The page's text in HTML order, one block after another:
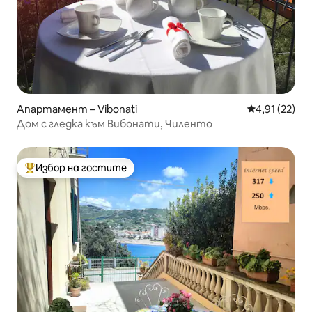
Апартамент – Vibonati Средна
4,91 (22)
Дом с гледка към Вибонати, Чиленто
Най-популярен избор на гостите
Избор на гостите